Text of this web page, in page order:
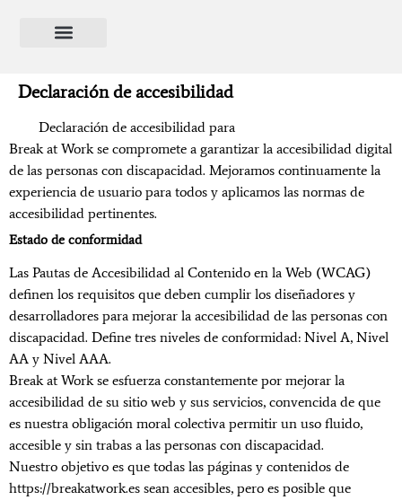
Declaración de accesibilidad
Declaración de accesibilidad para
Break at Work se compromete a garantizar la accesibilidad digital
de las personas con discapacidad. Mejoramos continuamente la
experiencia de usuario para todos y aplicamos las normas de
accesibilidad pertinentes.
Estado de conformidad
Las Pautas de Accesibilidad al Contenido en la Web (WCAG)
definen los requisitos que deben cumplir los diseñadores y
desarrolladores para mejorar la accesibilidad de las personas con
discapacidad. Define tres niveles de conformidad: Nivel A, Nivel
AA y Nivel AAA.
Break at Work se esfuerza constantemente por mejorar la
accesibilidad de su sitio web y sus servicios, convencida de que
es nuestra obligación moral colectiva permitir un uso fluido,
accesible y sin trabas a las personas con discapacidad.
Nuestro objetivo es que todas las páginas y contenidos de
https://breakatwork.es sean accesibles, pero es posible que